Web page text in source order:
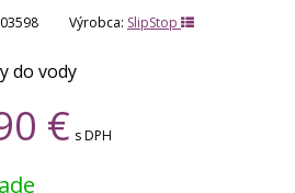
03598 Výrobca: SlipStop
do vody
€ s DPH